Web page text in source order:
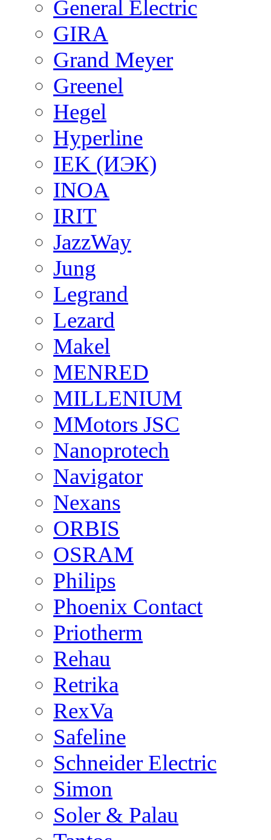
General Electric
GIRA
Grand Meyer
Greenel
Hegel
Hyperline
IEK (ИЭК)
INOA
IRIT
JazzWay
Jung
Legrand
Lezard
Makel
MENRED
MILLENIUM
MMotors JSC
Nanoprotech
Navigator
Nexans
ORBIS
OSRAM
Philips
Phoenix Contact
Priotherm
Rehau
Retrika
RexVa
Safeline
Schneider Electric
Simon
Soler & Palau